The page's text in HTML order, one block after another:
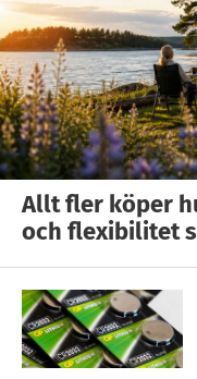
Allt fler köper
och flexibilitet